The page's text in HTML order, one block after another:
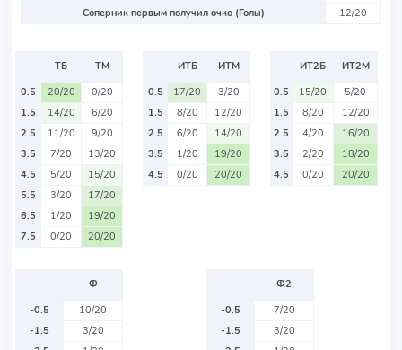
Соперник первым получил очко (Голы)
12/20
ТБ
ТМ
0.5
20/20
0/20
1.5
14/20
6/20
2.5
11/20
9/20
3.5
7/20
13/20
4.5
5/20
15/20
5.5
3/20
17/20
6.5
1/20
19/20
7.5
0/20 20/20
ИТБ
ИТМ
0.5
17/20
3/20
1.5
8/20
12/20
2.5
6/20
14/20
3.5
1/20
19/20
4.5
0/20 20/20
ИТ2Б
ИТ2М
0.5
15/20
5/20
1.5
8/20
12/20
2.5
4/20
16/20
3.5
2/20
18/20
4.5
0/20 20/20
Ф
-0.5
10/20
-1.5
3/20
Ф2
-0.5
7/20
-1.5
3/20